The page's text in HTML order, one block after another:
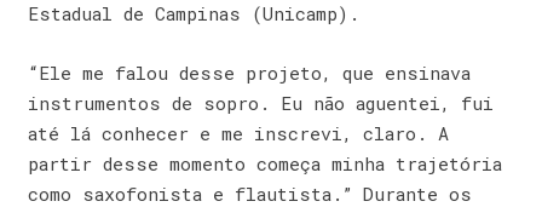
Estadual de Campinas (Unicamp).
“Ele me falou desse projeto, que ensinava
instrumentos de sopro. Eu não aguentei, fui
até lá conhecer e me inscrevi, claro. A
partir desse momento começa minha trajetória
como saxofonista e flautista.” Durante os